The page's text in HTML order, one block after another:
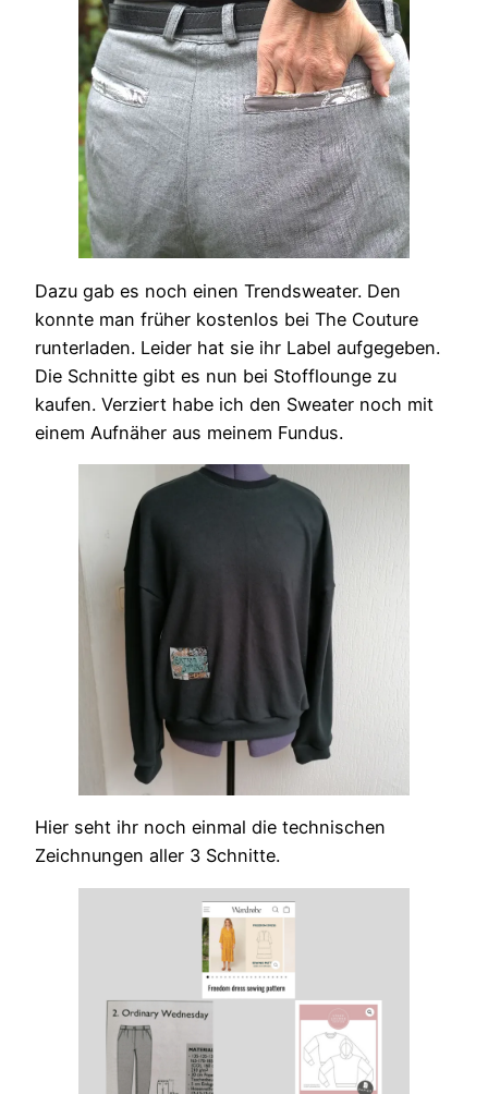
Dazu gab es noch einen Trendsweater. Den
konnte man früher kostenlos bei The Couture
runterladen. Leider hat sie ihr Label aufgegeben.
Die Schnitte gibt es nun bei Stofflounge zu
kaufen. Verziert habe ich den Sweater noch mit
einem Aufnäher aus meinem Fundus.
Hier seht ihr noch einmal die technischen
Zeichnungen aller 3 Schnitte.